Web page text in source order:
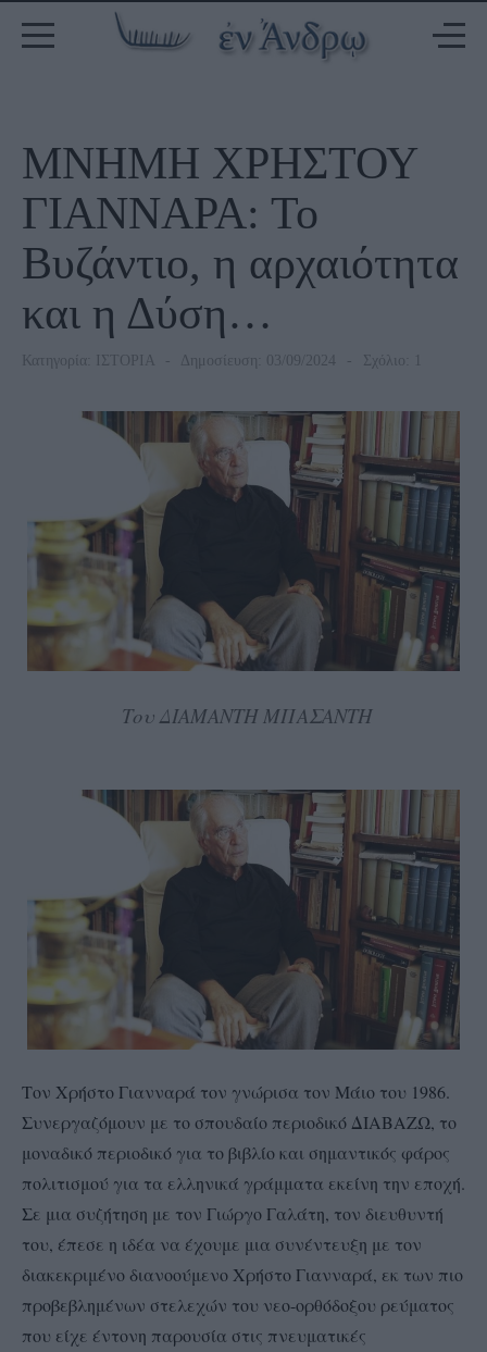
ΜΝΗΜΗ ΧΡΗΣΤΟΥ
ΓΙΑΝΝΑΡΑ: Το
Βυζάντιο, η αρχαιότητα
και η Δύση…
Κατηγορία: ΙΣΤΟΡΙΑ Δημοσίευση: 03/09/2024 Σχόλιο: 1
Του ΔΙΑΜΑΝΤΗ ΜΠΑΣΑΝΤΗ
Τον Χρήστο Γιανναρά τον γνώρισα τον Μάιο του 1986.
Συνεργαζόμουν με το σπουδαίο περιοδικό ΔΙΑΒΑΖΩ, το
μοναδικό περιοδικό για το βιβλίο και σημαντικός φάρος
πολιτισμού για τα ελληνικά γράμματα εκείνη την εποχή.
Σε μια συζήτηση με τον Γιώργο Γαλάτη, τον διευθυντή
του, έπεσε η ιδέα να έχουμε μια συνέντευξη με τον
διακεκριμένο διανοούμενο Χρήστο Γιανναρά, εκ των πιο
προβεβλημένων στελεχών του νεο-ορθόδοξου ρεύματος
που είχε έντονη παρουσία στις πνευματικές